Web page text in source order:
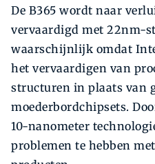
De B365 wordt naar
vervaardigd met 22nm-
waarschijnlijk omdat
het vervaardigen van
structuren in plaats van
moederbordchipsets.
10-nanometer
problemen te hebben